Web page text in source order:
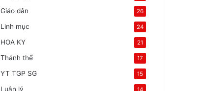
Giáo dân 26
Linh mục 24
HOA KY 21
Thánh thể 17
YT TGP SG 15
Luân lý 14